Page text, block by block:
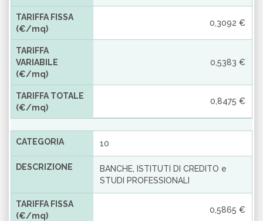
TARIFFA FISSA
(€/mq)
0,3092 €
TARIFFA
VARIABILE
(€/mq)
0,5383 €
TARIFFA TOTALE
(€/mq)
0,8475 €
CATEGORIA 10
DESCRIZIONE
BANCHE, ISTITUTI DI CREDITO e
STUDI PROFESSIONALI
TARIFFA FISSA
(€/mq)
0,5865 €